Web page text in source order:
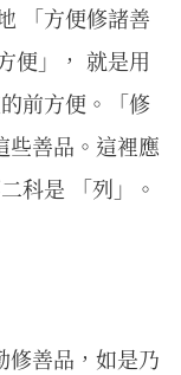
「方便修諸善
便」， 就是用
前方便。「修
些善品。這裡應
科是 「列」。
修善品，如是乃